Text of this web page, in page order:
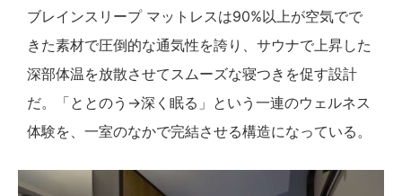
ブレインスリープ マットレスは90%以上が空気でで
きた素材で圧倒的な通気性を誇り、サウナで上昇した
深部体温を放散させてスムーズな寝つきを促す設計
だ。「ととのう→深く眠る」という一連のウェルネス
体験を、一室のなかで完結させる構造になっている。